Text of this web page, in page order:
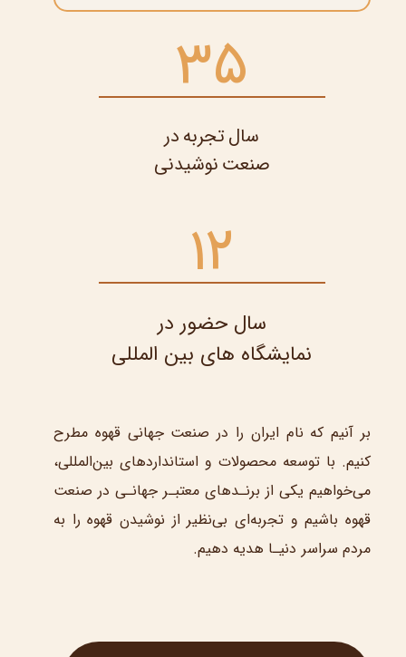
35
سال تجربه در
​​​​​​​صنعت نوشیدنی
بر آنیم که نام ایران را در صنعت جهانی قهوه مطرح
کنیم. با توسعه محصولات و استانداردهای بین‌المللی،
می‌خواهیم یکی از برنـدهای معتبـر جهانـی در صنعت
قهوه باشیم و تجربه‌ای بی‌نظیر از نوشیدن قهوه را به
مردم سراسر دنیـا هدیه دهیم.​​​​​​​
12
سال حضور در
​​​​​​​نمایشگاه های بین المللی​​​​​​​